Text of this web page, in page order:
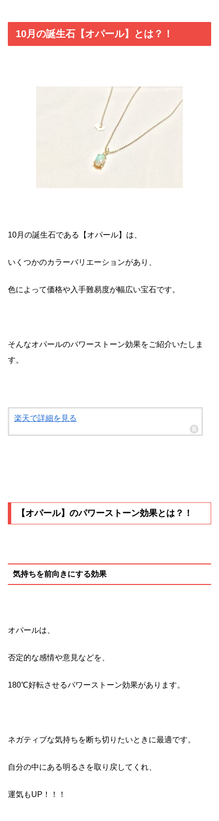
10月の誕生石【オパール】とは？！
10月の誕生石である【オパール】は、
いくつかのカラーバリエーションがあり、
色によって価格や入手難易度が幅広い宝石です。
そんなオパールのパワーストーン効果をご紹介いたしま
す。
楽天で詳細を見る
【オパール】のパワーストーン効果とは？！
気持ちを前向きにする効果
オパールは、
否定的な感情や意見などを、
180℃好転させるパワーストーン効果があります。
ネガティブな気持ちを断ち切りたいときに最適です。
自分の中にある明るさを取り戻してくれ、
運気もUP！！！